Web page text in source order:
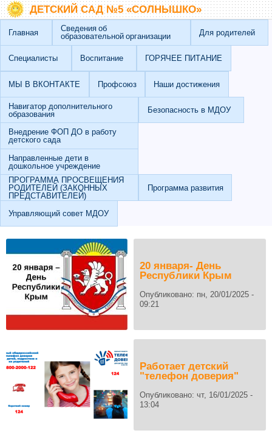
Перейти к основному содержанию
Skip to searchДЕТСКИЙ САД №5 «СОЛНЫШКО»
Главная
Сведения об
образовательной организации
Для родителей
Специалисты Воспитание ГОРЯЧЕЕ ПИТАНИЕ
МЫ В ВКОНТАКТЕ Профсоюз Наши достижения
Навигатор дополнительного
образования
Безопасность в МДОУ
Внедрение ФОП ДО в работу
детского сада
Направленные дети в
дошкольное учреждение
ПРОГРАММА ПРОСВЕЩЕНИЯ
РОДИТЕЛЕЙ (ЗАКОННЫХ
ПРЕДСТАВИТЕЛЕЙ)
Программа развития
Управляющий совет МДОУ
20 января- День
Республики Крым
Опубликовано: пн, 20/01/2025 -
09:21
Работает детский
"телефон доверия"
Опубликовано: чт, 16/01/2025 -
13:04